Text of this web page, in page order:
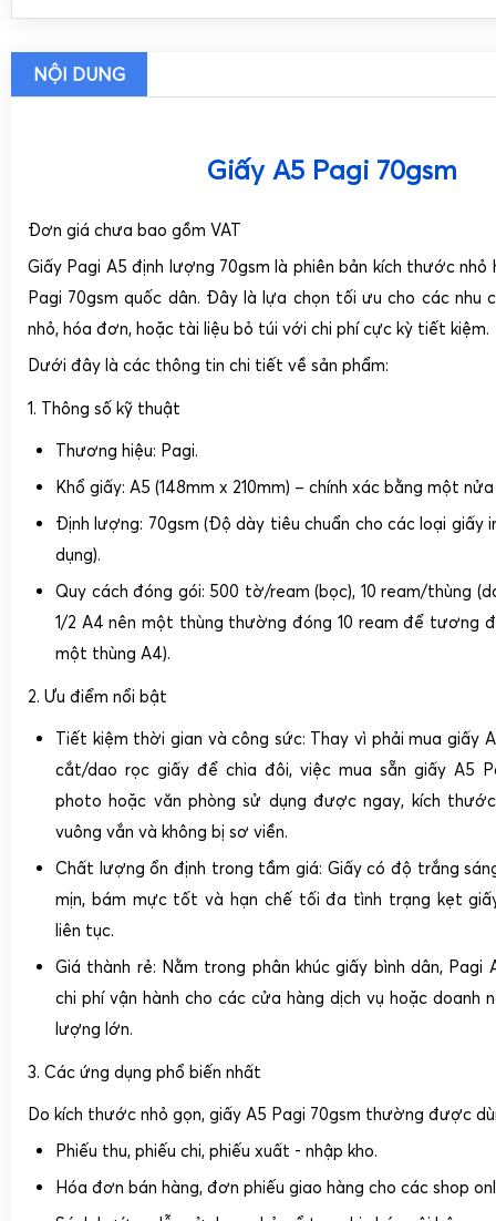
NỘI DUNG
Giấy A5 Pagi 70gsm
Đơn giá chưa bao gồm VAT
Giấy Pagi A5 định lượng 70gsm là phiên bản kích thước nhỏ
Pagi 70gsm quốc dân. Đây là lựa chọn tối ưu cho các nhu
nhỏ, hóa đơn, hoặc tài liệu bỏ túi với chi phí cực kỳ tiết kiệm.
Dưới đây là các thông tin chi tiết về sản phẩm:
1. Thông số kỹ thuật
Thương hiệu: Pagi.
Khổ giấy: A5 (148mm x 210mm) – chính xác bằng một
Định lượng: 70gsm (Độ dày tiêu chuẩn cho các loại giấy
dụng).
Quy cách đóng gói: 500 tờ/ream (bọc), 10 ream/thùng
1/2 A4 nên một thùng thường đóng 10 ream để tương
một thùng A4).
2. Ưu điểm nổi bật
Tiết kiệm thời gian và công sức: Thay vì phải mua giấy
cắt/dao rọc giấy để chia đôi, việc mua sẵn giấy A5
photo hoặc văn phòng sử dụng được ngay, kích
vuông vắn và không bị sơ viền.
Chất lượng ổn định trong tầm giá: Giấy có độ trắng
mịn, bám mực tốt và hạn chế tối đa tình trạng kẹt
liên tục.
Giá thành rẻ: Nằm trong phân khúc giấy bình dân, Pagi
chi phí vận hành cho các cửa hàng dịch vụ hoặc doanh
lượng lớn.
3. Các ứng dụng phổ biến nhất
Do kích thước nhỏ gọn, giấy A5 Pagi 70gsm thường được
Phiếu thu, phiếu chi, phiếu xuất - nhập kho.
Hóa đơn bán hàng, đơn phiếu giao hàng cho các shop